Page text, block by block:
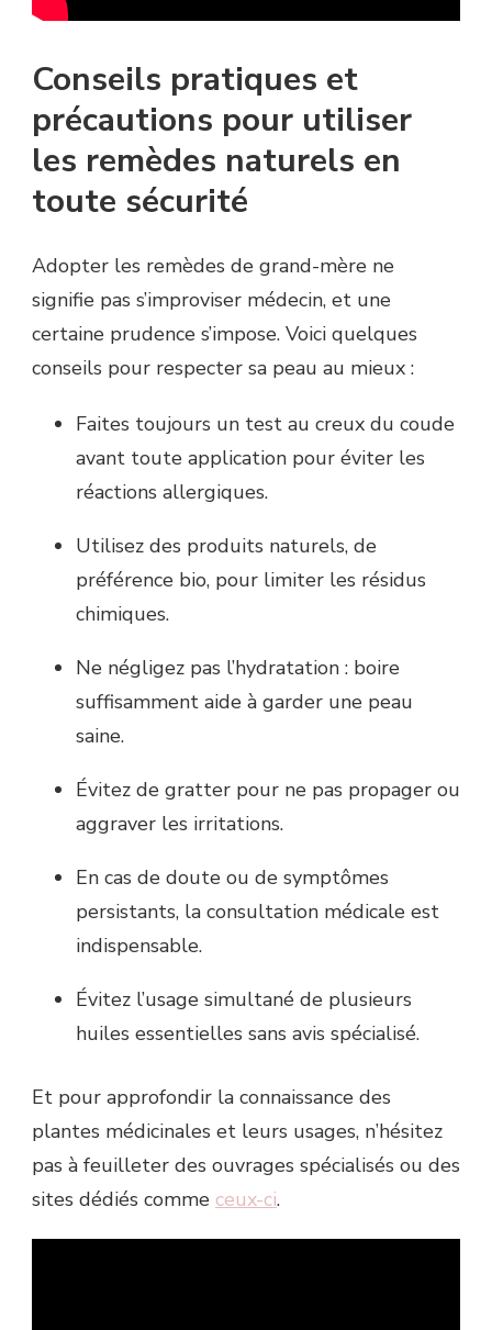
Conseils pratiques et
précautions pour utiliser
les remèdes naturels en
toute sécurité
Adopter les remèdes de grand-mère ne
signifie pas s’improviser médecin, et une
certaine prudence s’impose. Voici quelques
conseils pour respecter sa peau au mieux :
Faites toujours un test au creux du coude
avant toute application pour éviter les
réactions allergiques.
Utilisez des produits naturels, de
préférence bio, pour limiter les résidus
chimiques.
Ne négligez pas l’hydratation : boire
suffisamment aide à garder une peau
saine.
Évitez de gratter pour ne pas propager ou
aggraver les irritations.
En cas de doute ou de symptômes
persistants, la consultation médicale est
indispensable.
Évitez l’usage simultané de plusieurs
huiles essentielles sans avis spécialisé.
Et pour approfondir la connaissance des
plantes médicinales et leurs usages, n’hésitez
pas à feuilleter des ouvrages spécialisés ou des
sites dédiés comme ceux-ci.